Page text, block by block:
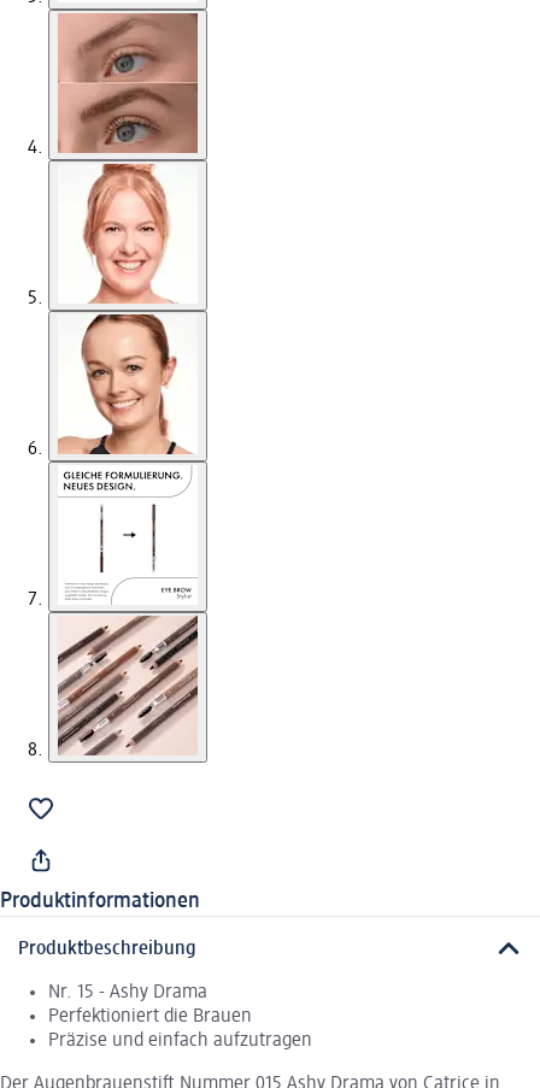
Produktinformationen
Produktbeschreibung
Nr. 15 - Ashy Drama
Perfektioniert die Brauen
Präzise und einfach aufzutragen